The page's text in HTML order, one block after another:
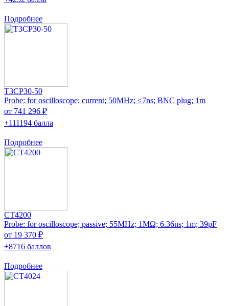
Подробнее
T3CP30-50
Probe: for oscilloscope; current; 50MHz; ≤7ns; BNC plug; 1m
от 741 296 ₽
+111194 балла
Подробнее
CT4200
Probe: for oscilloscope; passive; 55MHz; 1MΩ; 6.36ns; 1m; 39pF
от 19 370 ₽
+8716 баллов
Подробнее